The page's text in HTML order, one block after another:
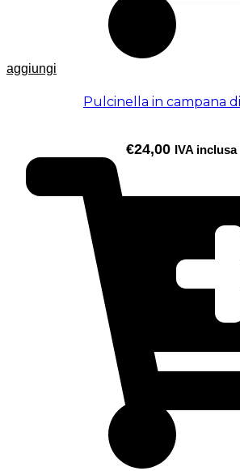
aggiungi
Pulcinella in campana
€24,00 IVA inclusa